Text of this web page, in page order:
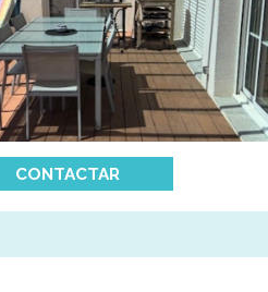
CONTACTAR